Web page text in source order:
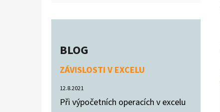
BLOG
ZÁVISLOSTI V EXCELU
12.8.2021
Při výpočetních operacích v excelu